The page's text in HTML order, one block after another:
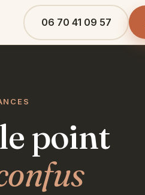
06 70 41 09 57
point